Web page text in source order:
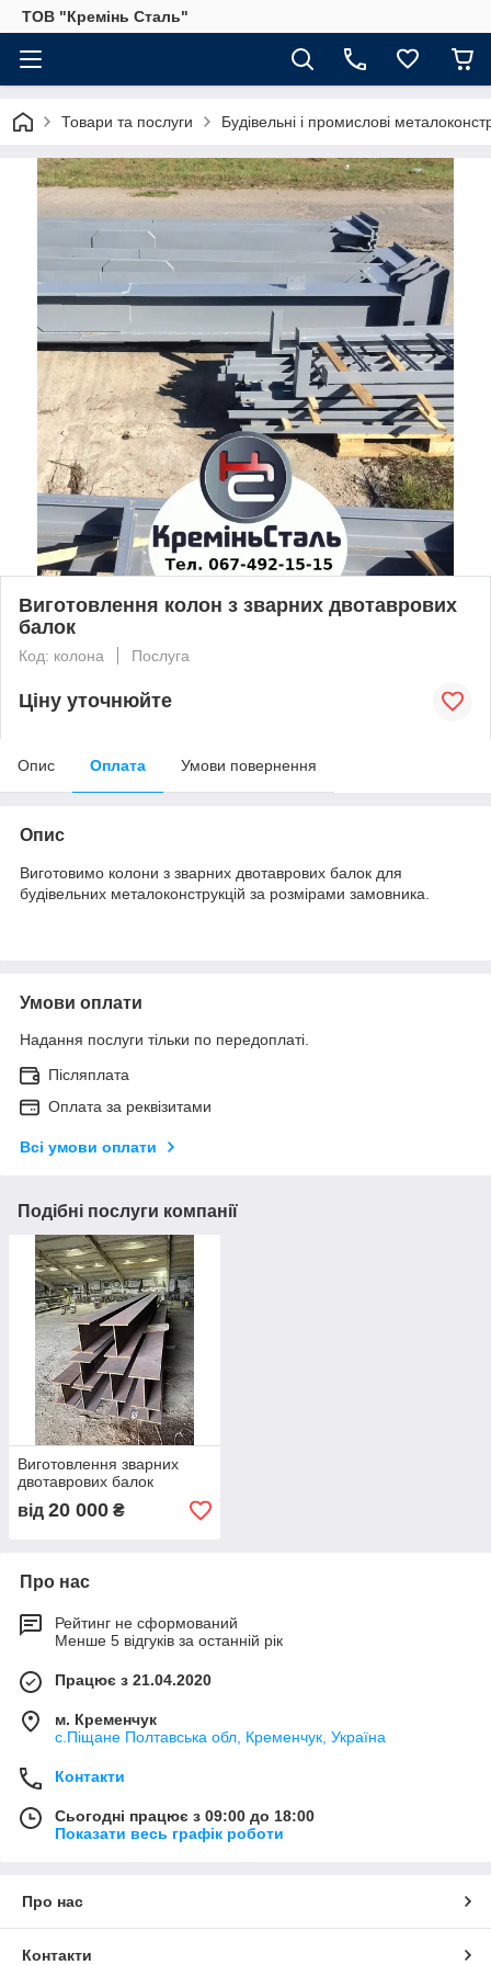
ТОВ "Кремінь Сталь"
Товари та послуги Будівельні і промислові
Виготовлення колон з зварних двотаврових
балок
Код: колона Послуга
Ціну уточнюйте
Опис Оплата Умови повернення
Опис
Виготовимо колони з зварних двотаврових балок для
будівельних металоконструкцій за розмірами замовника.
Умови оплати
Надання послуги тільки по передоплаті.
Післяплата
Оплата за реквізитами
Всі умови оплати
Подібні послуги компанії
Виготовлення зварних
двотаврових балок
від 20 000 ₴
Про нас
Рейтинг не сформований
Менше 5 відгуків за останній рік
Працює з 21.04.2020
м. Кременчук
с.Піщане Полтавська обл, Кременчук, Україна
Контакти
Сьогодні працює з 09:00 до 18:00
Показати весь графік роботи
Про нас
Контакти